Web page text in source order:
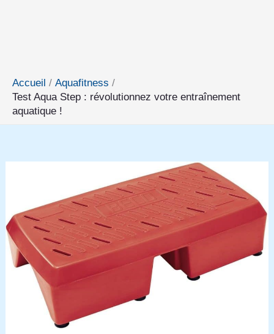
Accueil
Aquafitness
Test Aqua Step : révolutionnez votre entraînement
aquatique !